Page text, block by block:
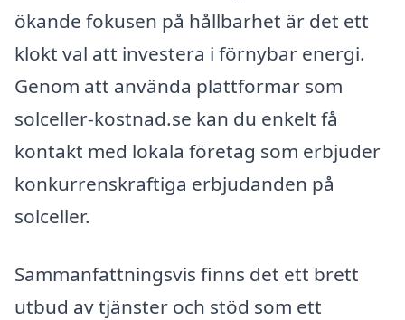
ökande fokusen på hållbarhet är det ett
klokt val att investera i förnybar energi.
Genom att använda plattformar som
solceller-kostnad.se kan du enkelt få
kontakt med lokala företag som erbjuder
konkurrenskraftiga erbjudanden på
solceller.
Sammanfattningsvis finns det ett brett
utbud av tjänster och stöd som ett